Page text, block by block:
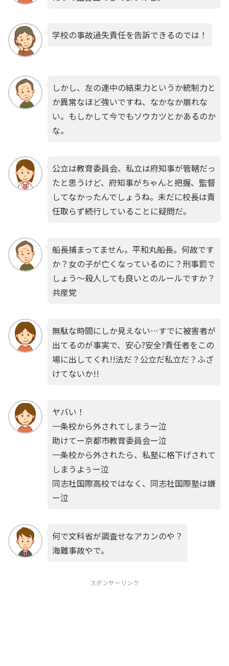
学校の事故過失責任を告訴できるのでは！
しかし、左の連中の結束力というか統制力と
か異常なほど強いですね、なかなか崩れな
い。もしかして今でもソウカツとかあるのか
な。
公立は教育委員会、私立は府知事が管轄だっ
たと思うけど、府知事がちゃんと把握、監督
してなかったんでしょうね。未だに校長は責
任取らず続行していることに疑問だ。
船長捕まってません。平和丸船長。何故です
か？女の子が亡くなっているのに？刑事罰で
しょう〜殺人しても良いとのルールですか？
共産党
無駄な時間にしか見えない…すでに被害者が
出てるのが事実で、安心?安全?責任者をこの
場に出してくれ!!法だ？公立だ私立だ？ふざ
けてないか!!
ヤバい！
一条校から外されてしまうー泣
助けてー京都市教育委員会ー泣
一条校から外されたら、私塾に格下げされて
しまうよぅー泣
同志社国際高校ではなく、同志社国際塾は嫌
ー泣
何で文科省が調査せなアカンのや？
海難事故やで。
スポンサーリンク